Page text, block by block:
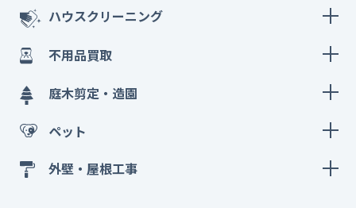
ハウスクリーニング
不用品買取
庭木剪定・造園
ペット
外壁・屋根工事